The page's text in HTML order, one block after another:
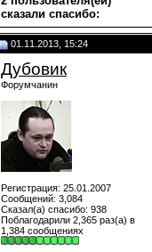
сказали cпасибо:
01.11.2013, 15:24
Дубовик
Форумчанин
Регистрация: 25.01.2007
Сообщений: 3,084
Сказал(а) спасибо: 938
Поблагодарили 2,365 раз(а) в
1,384 сообщениях